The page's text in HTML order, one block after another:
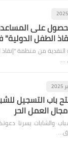
على
الطفل
من منظمة
…
باب التسجيل
العمل الحر
والشابات يسرنا